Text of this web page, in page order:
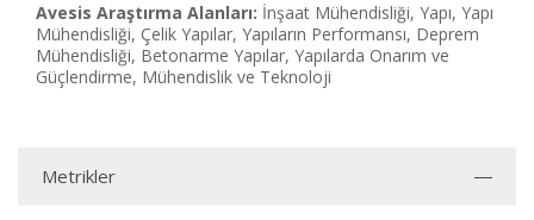
Avesis Araştırma Alanları: İnşaat Mühendisliği, Yapı, Yapı
Mühendisliği, Çelik Yapılar, Yapıların Performansı, Deprem
Mühendisliği, Betonarme Yapılar, Yapılarda Onarım ve
Güçlendirme, Mühendislik ve Teknoloji
Metrikler